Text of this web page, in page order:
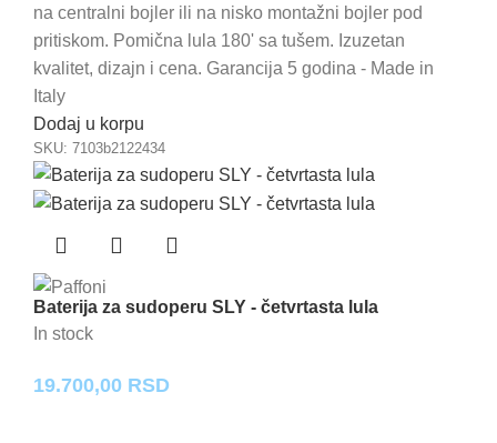
na centralni bojler ili na nisko montažni bojler pod
pritiskom. Pomična lula 180' sa tušem. Izuzetan
kvalitet, dizajn i cena. Garancija 5 godina - Made in
Italy
Dodaj u korpu
SKU: 7103b2122434
Baterija za sudoperu SLY - četvrtasta lula
In stock
19.700,00 RSD